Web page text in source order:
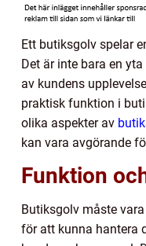
Ett butiksgolv spelar
Det är inte bara en
av kundens
praktisk funktion i
olika aspekter av
kan vara avgörande
Funktion
Butiksgolv måste
för att kunna hantera